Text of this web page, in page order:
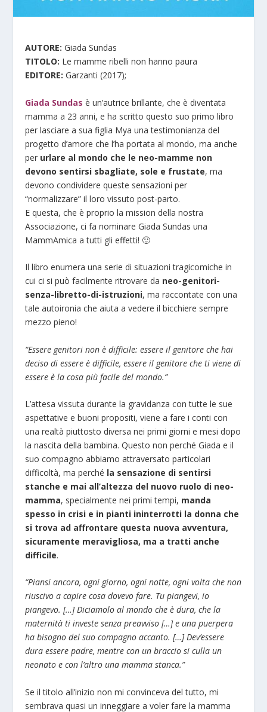
AUTORE: Giada Sundas
TITOLO: Le mamme ribelli non hanno paura
EDITORE: Garzanti (2017);
Giada Sundas è un’autrice brillante, che è diventata
mamma a 23 anni, e ha scritto questo suo primo libro
per lasciare a sua figlia Mya una testimonianza del
progetto d’amore che l’ha portata al mondo, ma anche
per urlare al mondo che le neo-mamme non
devono sentirsi sbagliate, sole e frustate, ma
devono condividere queste sensazioni per
“normalizzare” il loro vissuto post-parto.
E questa, che è proprio la mission della nostra
Associazione, ci fa nominare Giada Sundas una
MammAmica a tutti gli effetti! 🙂
Il libro enumera una serie di situazioni tragicomiche in
cui ci si può facilmente ritrovare da neo-genitori-
senza-libretto-di-istruzioni, ma raccontate con una
tale autoironia che aiuta a vedere il bicchiere sempre
mezzo pieno!
“Essere genitori non è difficile: essere il genitore che hai
deciso di essere è difficile, essere il genitore che ti viene di
essere è la cosa più facile del mondo.”
L’attesa vissuta durante la gravidanza con tutte le sue
aspettative e buoni propositi, viene a fare i conti con
una realtà piuttosto diversa nei primi giorni e mesi dopo
la nascita della bambina. Questo non perché Giada e il
suo compagno abbiamo attraversato particolari
difficoltà, ma perché la sensazione di sentirsi
stanche e mai all’altezza del nuovo ruolo di neo-
mamma, specialmente nei primi tempi, manda
spesso in crisi e in pianti ininterrotti la donna che
si trova ad affrontare questa nuova avventura,
sicuramente meravigliosa, ma a tratti anche
difficile.
“Piansi ancora, ogni giorno, ogni notte, ogni volta che non
riuscivo a capire cosa dovevo fare. Tu piangevi, io
piangevo. […] Diciamolo al mondo che è dura, che la
maternità ti investe senza preavviso […] e una puerpera
ha bisogno del suo compagno accanto. […] Dev’essere
dura essere padre, mentre con un braccio si culla un
neonato e con l’altro una mamma stanca.”
Se il titolo all’inizio non mi convinceva del tutto, mi
sembrava quasi un inneggiare a voler fare la mamma